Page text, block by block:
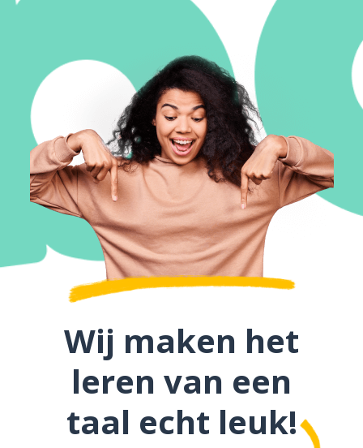
Wij maken het
leren van een
taal echt leuk!